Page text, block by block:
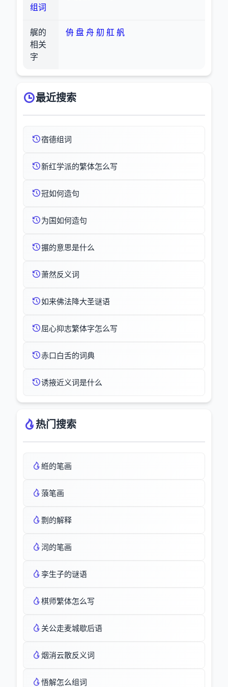
组词
艉的
相关
字
侜 盘 舟 舠 舡 舤
最近搜索
宿德组词
新红学派的繁体怎么写
冠如何造句
为国如何造句
搌的意思是什么
萧然反义词
如来佛法降大圣谜语
屈心抑志繁体字怎么写
赤口白舌的词典
诱掖近义词是什么
热门搜索
絍的笔画
蒗笔画
剽的解释
泀的笔画
孪生子的谜语
棋师繁体怎么写
关公走麦城歇后语
烟消云散反义词
悟解怎么组词